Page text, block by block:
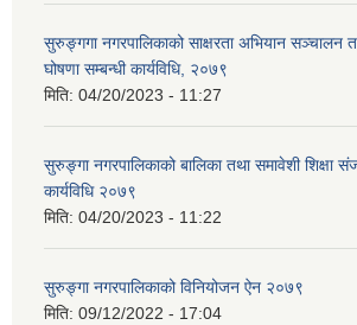
सुरुङ्गगा नगरपालिकाको साक्षरता अभियान सञ्चालन
घोषणा सम्बन्धी कार्यविधि, २०७९
मिति: 04/20/2023 - 11:27
सुरुङ्गा नगरपालिकाको बालिका तथा समावेशी शिक्षा
कार्यविधि २०७९
मिति: 04/20/2023 - 11:22
सुरुङ्गा नगरपालिकाको विनियोजन ऐन २०७९
मिति: 09/12/2022 - 17:04